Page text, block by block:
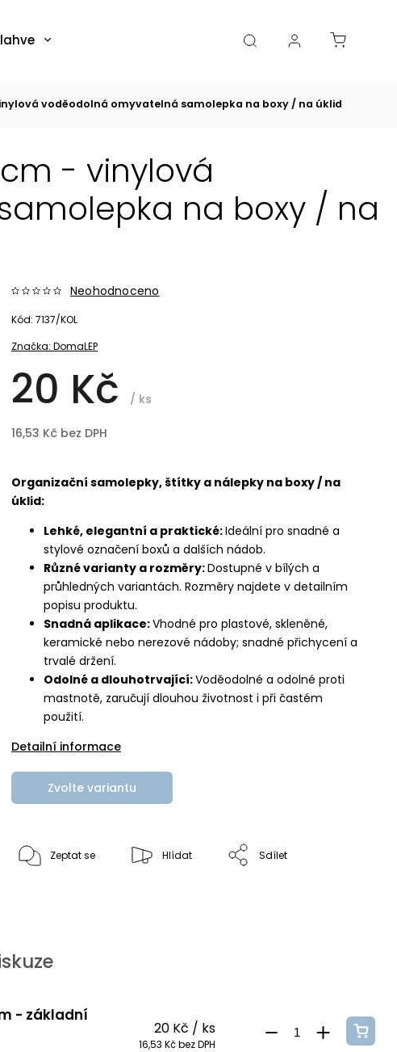
Boxy, dózy, kořenky, skleničky Akce
voděodolná omyvatelná samolepka na boxy / na úklid
cm - vinylová
na boxy / na
Značka: DomaLEP
Neohodnoceno
20 Kč / ks
16,53 Kč bez DPH
Kód: 7137/KOL
Organizační samolepky, štítky a nálepky na boxy / na
úklid:
Lehké, elegantní a praktické:Ideální pro snadné a
stylové označení boxů a dalších nádob.
Různé varianty a rozměry:Dostupné v bílých a
průhledných variantách. Rozměry najdete v detailním
popisu produktu.
Snadná aplikace:Vhodné pro plastové, skleněné,
keramické nebo nerezové nádoby; snadné přichycení a
trvalé držení.
Odolné a dlouhotrvající:Voděodolné a odolné proti
mastnotě, zaručují dlouhou životnost i při častém
použití.
Detailní informace
Zvolte variantu
Zeptat se Hlídat Sdílet
- základní
20 Kč / ks
16,53 Kč bez DPH